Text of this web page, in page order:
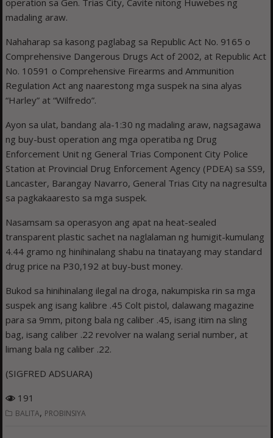
operation sa Gen. Trias City, Cavite nitong Huwebes ng
madaling araw.
Nahaharap sa kasong paglabag sa Republic Act No. 9165 o
Comprehensive Dangerous Drugs Act of 2002, at Republic Act
No. 10591 o Comprehensive Firearms and Ammunition
Regulation Act ang naarestong mga suspek na sina alyas
“Harley” at “Wilfredo”.
Ayon sa ulat, bandang ala-1:30 ng madaling araw, nagsagawa
ng buy-bust operation ang mga operatiba ng Drug
Enforcement Unit ng General Trias Component City Police
Station at Provincial Drug Enforcement Agency (PDEA) sa SS9,
Lancaster, Barangay Navarro, General Trias City na nagresulta
sa pagkakaaresto sa mga suspek.
Nasamsam sa operasyon ang apat na heat-sealed
transparent plastic sachet na naglalaman ng humigit-kumulang
4.44 gramo ng hinihinalang shabu na tinatayang may standard
drug price na P30,192 at buy-bust money.
Bukod sa hinihinalang ilegal na droga, nakumpiska rin sa mga
suspek ang isang kalibre .45 Colt pistol, dalawang magazine
para sa 9mm, pitong bala ng caliber .45, isang itim na sling
bag, isang caliber .22 revolver na walang serial number, at
limang bala ng caliber .22.
(SIGFRED ADSUARA)
191
BALITA, PROBINSIYA